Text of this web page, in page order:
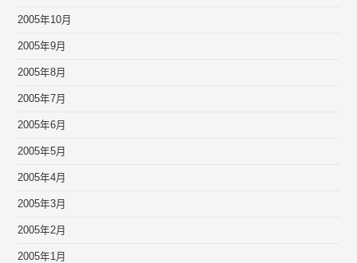
2005年10月
2005年9月
2005年8月
2005年7月
2005年6月
2005年5月
2005年4月
2005年3月
2005年2月
2005年1月